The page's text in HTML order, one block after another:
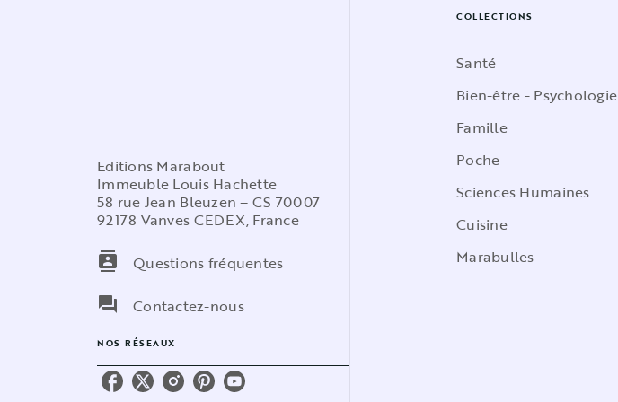
Editions Marabout
Immeuble Louis Hachette
58 rue Jean Bleuzen – CS 70007
92178 Vanves CEDEX, France
contacts
Questions fréquentes
question_answer
Contactez-nous
NOS RÉSEAUX
COLLECTIONS
Santé
Bien-être - Psychologie
Famille
Poche
Sciences Humaines
Cuisine
Marabulles